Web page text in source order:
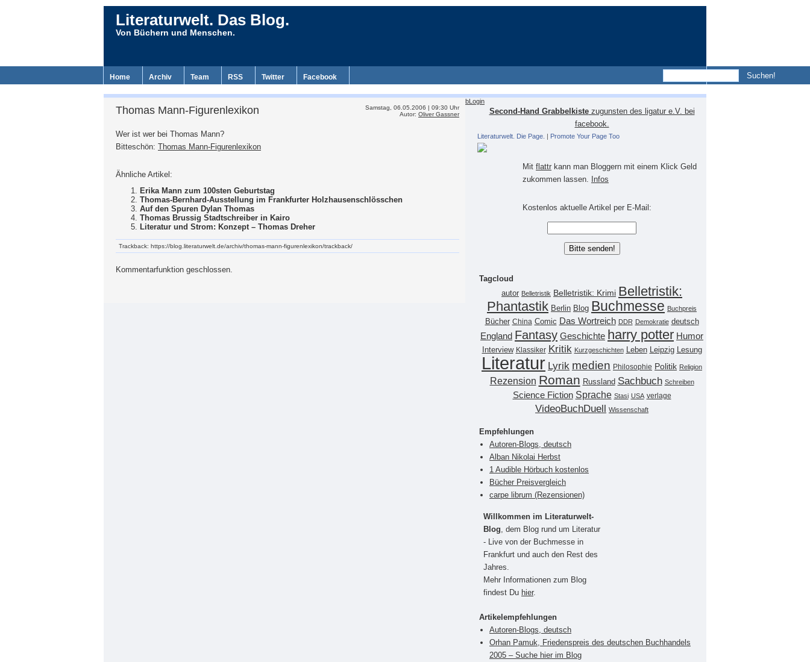
Literaturwelt. Das Blog.
Von Büchern und Menschen.
Home Archiv Team RSS Twitter Facebook
Samstag, 06.05.2006 | 09:30 Uhr
Autor: Oliver Gassner
Thomas Mann-Figurenlexikon
Wer ist wer bei Thomas Mann?
Bitteschön: Thomas Mann-Figurenlexikon
Ähnliche Artikel:
Erika Mann zum 100sten Geburtstag
Thomas-Bernhard-Ausstellung im Frankfurter Holzhausenschlösschen
Auf den Spuren Dylan Thomas
Thomas Brussig Stadtschreiber in Kairo
Literatur und Strom: Konzept – Thomas Dreher
Trackback: https://blog.literaturwelt.de/archiv/thomas-mann-figurenlexikon/trackback/
Kommentarfunktion geschlossen.
bLogin
Second-Hand Grabbelkistezugunsten des ligatur e.V. bei
facebook.
Literaturwelt. Die Page. | Promote Your Page Too
Mit flattr kann man Bloggern mit einem Klick Geld
zukommen lassen.
Infos
Kostenlos aktuelle Artikel per E-Mail:
Tagcloud
autor Belletristik Belletristik: Krimi Belletristik:
Phantastik Berlin Blog Buchmesse Buchpreis
Bücher China Comic Das Wortreich DDR Demokratie deutsch
England Fantasy Geschichte harry potter Humor
Interview Klassiker Kritik Kurzgeschichten Leben Leipzig Lesung
Literatur Lyrik medien Philosophie Politik Religion
Rezension Roman Russland Sachbuch Schreiben
Science Fiction Sprache Stasi USA verlage
VideoBuchDuell Wissenschaft
Empfehlungen
Autoren-Blogs, deutsch
Alban Nikolai Herbst
1 Audible Hörbuch kostenlos
Bücher Preisvergleich
carpe librum (Rezensionen)
Willkommen im Literaturwelt-
Blog , dem Blog rund um Literatur
- Live von der Buchmesse in
Frankfurt und auch den Rest des
Jahres.
Mehr Informationen zum Blog
findest Du hier.
Artikelempfehlungen
Autoren-Blogs, deutsch
Orhan Pamuk, Friedenspreis des deutschen Buchhandels
2005 – Suche hier im Blog